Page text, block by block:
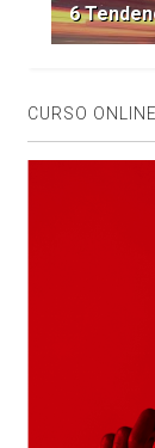
6
CURSO ONLINE